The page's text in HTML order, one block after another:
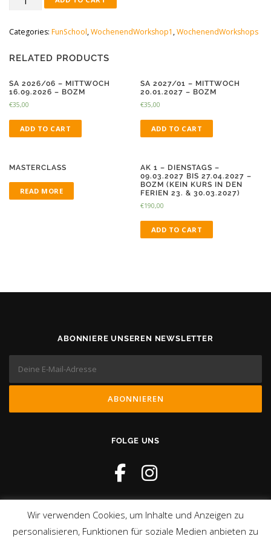
-
Sonntag
06./07.03.2027
quantity
Categories: FunSchool,WochenendWorkshop1 ,WochenendWorkshops
RELATED PRODUCTS
SA 2026/06 – MITTWOCH
16.09.2026 – BOZM
€35,00
ADD TO CART
SA 2027/01 – MITTWOCH
20.01.2027 – BOZM
€35,00
ADD TO CART
MASTERCLASS
READ MORE
AK 1 – DIENSTAGS –
09.03.2027 BIS 27.04.2027 –
BOZM (KEIN KURS IN DEN
FERIEN 23. & 30.03.2027)
€190,00
ADD TO CART
ABONNIERE UNSEREN NEWSLETTER
FOLGE UNS
Wir verwenden Cookies, um Inhalte und Anzeigen zu
personalisieren, Funktionen für soziale Medien anbieten zu